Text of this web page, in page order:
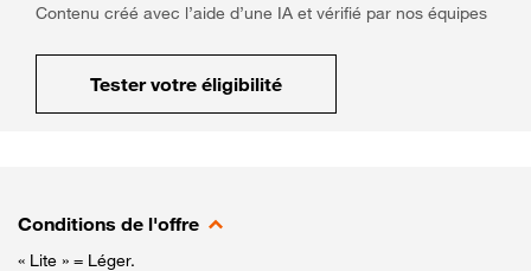
Contenu créé avec l’aide d’une IA et vérifié par nos équipes
Tester votre éligibilité
Conditions de l'offre
« Lite » = Léger.